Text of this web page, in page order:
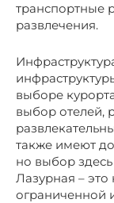
транспортные
развлечения.
выборе
выбор отелей,
также имеют
но выбор
Лазурная –
ограниченной